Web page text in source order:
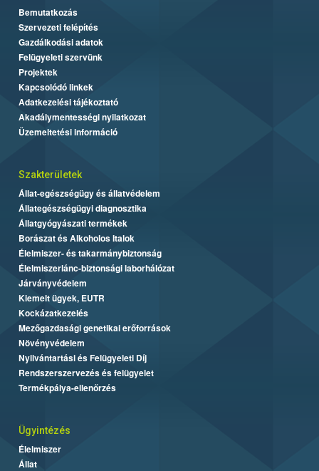
Bemutatkozás
Szervezeti felépítés
Gazdálkodási adatok
Felügyeleti szervünk
Projektek
Kapcsolódó linkek
Adatkezelési tájékoztató
Akadálymentességi nyilatkozat
Üzemeltetési információ
Szakterületek
Állat-egészségügy és állatvédelem
Állategészségügyi diagnosztika
Állatgyógyászati termékek
Borászat és Alkoholos Italok
Élelmiszer- és takarmánybiztonság
Élelmiszerlánc-biztonsági laborhálózat
Járványvédelem
Kiemelt ügyek, EUTR
Kockázatkezelés
Mezőgazdasági genetikai erőforrások
Növényvédelem
Nyilvántartási és Felügyeleti Díj
Rendszerszervezés és felügyelet
Termékpálya-ellenőrzés
Ügyintézés
Élelmiszer
Állat